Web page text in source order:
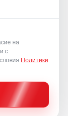
на
с
Политики